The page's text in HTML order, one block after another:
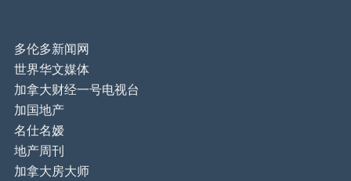
多伦多新闻网
世界华文媒体
加拿大财经一号电视台
加国地产
名仕名嫒
地产周刊
加拿大房大师